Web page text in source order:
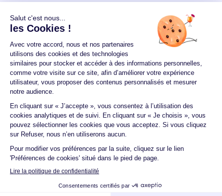
Un crédit vous engage et doit être remboursé.
Vérifiez vos capacités de remboursement avant de
vous engager.
Aucun versement, de quelque nature que ce soit, ne
peut être exigé d'un particulier avant l'obtention
d'un ou plusieurs prêts d'argent.
© 2026 Guide du crédit •Plan du site• Mentions
Accessibilité Contact